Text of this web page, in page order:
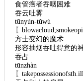
食管癌者吞咽困难
吞云吐雾
tūnyún-tǔwù
〖
方士变幻的魔术
形容抽烟吞吐得意的
吞占
tūnzhàn
〖